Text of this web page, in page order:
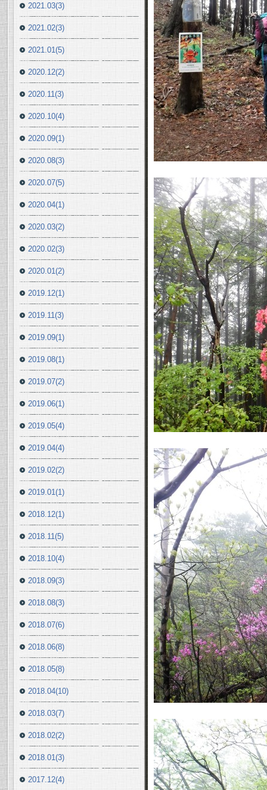
2021.03(3)
2021.02(3)
2021.01(5)
2020.12(2)
2020.11(3)
2020.10(4)
2020.09(1)
2020.08(3)
2020.07(5)
2020.04(1)
2020.03(2)
2020.02(3)
2020.01(2)
2019.12(1)
2019.11(3)
2019.09(1)
2019.08(1)
2019.07(2)
2019.06(1)
2019.05(4)
2019.04(4)
2019.02(2)
2019.01(1)
2018.12(1)
2018.11(5)
2018.10(4)
2018.09(3)
2018.08(3)
2018.07(6)
2018.06(8)
2018.05(8)
2018.04(10)
2018.03(7)
2018.02(2)
2018.01(3)
2017.12(4)